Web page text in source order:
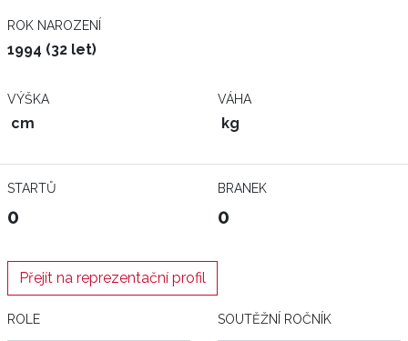
ROK NAROZENÍ
1994 (32 let)
VÝŠKA
cm
VÁHA
kg
STARTŮ
0
BRANEK
0
Přejít na reprezentační profil
ROLE SOUTĚŽNÍ ROČNÍK